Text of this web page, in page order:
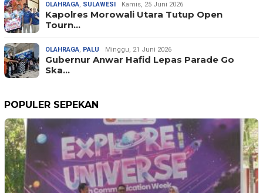
OLAHRAGA, SULAWESI Kamis, 25 Juni 2026
Kapolres Morowali Utara Tutup Open
Tourn…
OLAHRAGA, PALU Minggu, 21 Juni 2026
Gubernur Anwar Hafid Lepas Parade Go
Ska…
POPULER SEPEKAN